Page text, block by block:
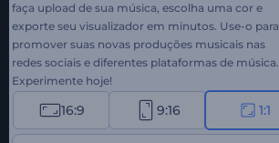
faça upload de sua música, escolha uma cor e
exporte seu visualizador em minutos. Use-o para
promover suas novas produções musicais nas
redes sociais e diferentes plataformas de música.
Experimente hoje!
16:9 9:16 1:1